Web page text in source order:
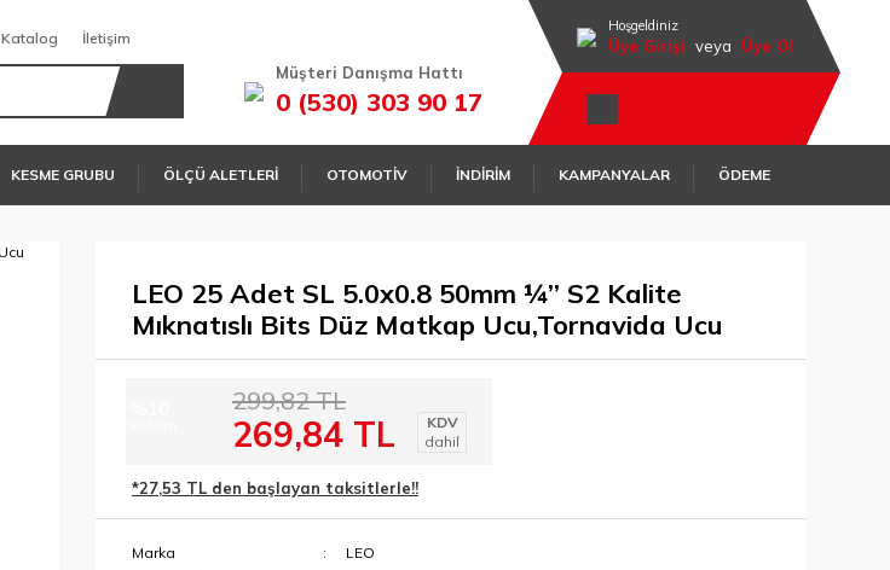
Katalog İletişim
Müşteri Danışma Hattı
0 (530) 303 90 17
Hoşgeldiniz
Üye Girişi veya Üye Ol
KESME GRUBU ÖLÇÜ ALETLERİ OTOMOTİV İNDİRİM KAMPANYALAR ÖDEME
LEO 25 Adet SL 5.0x0.8 50mm ¼’’ S2 Kalite
Mıknatıslı Bits Düz Matkap Ucu,Tornavida Ucu
299,82 TL
269,84 TL
KDV
dahil
*27,53 TL den başlayan taksitlerle!!
Marka
LEO